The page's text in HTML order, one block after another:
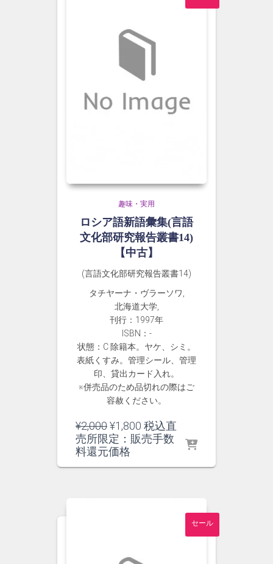
趣味・実用
ロシア語新語彙集(言語
文化部研究報告叢書14)
【中古】
(言語文化部研究報告叢書14)
タチヤーナ・ヴラーソワ,
北海道大学,
刊行：1997年
ISBN：-
状態：C 除籍本。ヤケ、シミ。
表紙くすみ。管理シール、管理
印、貸出カード入れ。
※併売品のため品切れの際はご
容赦ください。
¥2,000元
の
価
¥1,800 現
在
税込直
売所限定：販売手数
料還元価格
セール